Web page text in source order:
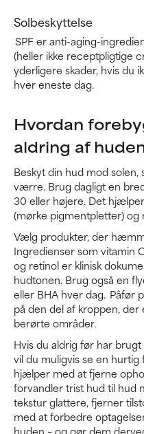
Solbeskyttelse
SPF er anti-aging-
(heller ikke receptpligtige
yderligere skader, hvis du
hver eneste dag.
Hvordan
aldring af
Beskyt din hud mod
værre. Brug dagligt en
30 eller højere. Det
(mørke pigmentpletter)
Vælg produkter, der
Ingredienser som vitamin
og retinol er klinisk
hudtonen. Brug også en
eller BHA hver dag. Påfør
på den del af kroppen, der
berørte områder.
Hvis du aldrig før har
vil du muligvis se en
hjælper med at fjerne
forvandler trist hud til hud
tekstur glattere, fjerner
med at forbedre
huden – og gør dem